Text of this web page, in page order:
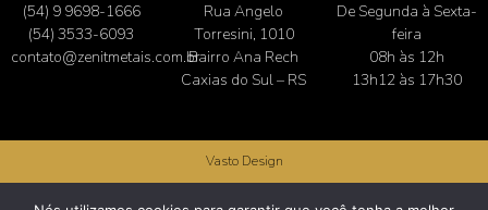
(54) 9 9698-1666
(54) 3533-6093
contato@zenitmetais.com.br
Rua Angelo
Torresini, 1010
Bairro Ana Rech
Caxias do Sul – RS
De Segunda à Sexta-
feira
08h às 12h
13h12 às 17h30
Vasto Design